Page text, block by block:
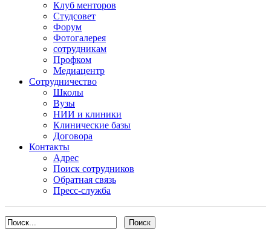
Клуб менторов
Студсовет
Форум
Фотогалерея
сотрудникам
Профком
Медиацентр
Сотрудничество
Школы
Вузы
НИИ и клиники
Клинические базы
Договора
Контакты
Адрес
Поиск сотрудников
Обратная связь
Пресс-служба